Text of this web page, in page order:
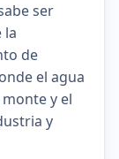
ser
la
de
el agua
y el
y